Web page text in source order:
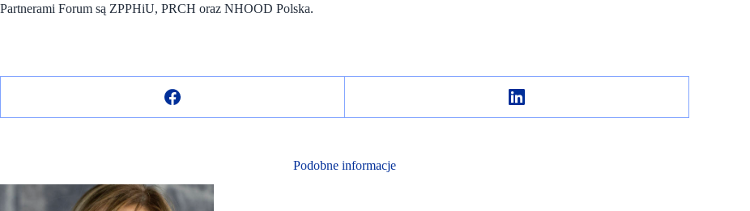
Partnerami Forum są ZPPHiU, PRCH oraz NHOOD Polska.
Podobne informacje